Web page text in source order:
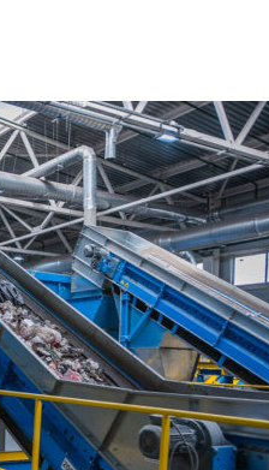
панели над
энергию и
с крыш
городам
жару
ускорить
мусорных
уборку
наблюдению
Авг 8, 2026
Авг 7, 2026